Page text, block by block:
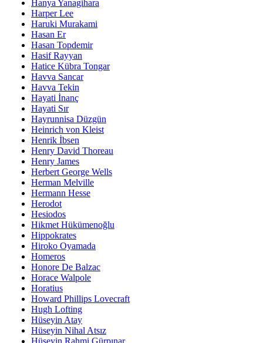
Hanya Yanagihara
Harper Lee
Haruki Murakami
Hasan Er
Hasan Topdemir
Hasif Rayyan
Hatice Kübra Tongar
Havva Sancar
Havva Tekin
Hayati İnanç
Hayati Sır
Hayrunnisa Düzgün
Heinrich von Kleist
Henrik İbsen
Henry David Thoreau
Henry James
Herbert George Wells
Herman Melville
Hermann Hesse
Herodot
Hesiodos
Hikmet Hükümenoğlu
Hippokrates
Hiroko Oyamada
Homeros
Honore De Balzac
Horace Walpole
Horatius
Howard Phillips Lovecraft
Hugh Lofting
Hüseyin Atay
Hüseyin Nihal Atsız